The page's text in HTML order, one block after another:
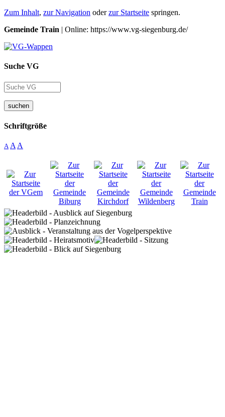
Zum Inhalt, zur Navigation oderzur Startseite springen.
Gemeinde Train | Online: https://www.vg-siegenburg.de/
Suche VG
suchen
Schriftgröße
A A A